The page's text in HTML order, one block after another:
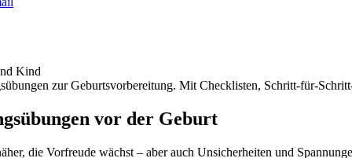
Kind
zur Geburtsvorbereitung. Mit Checklisten, Schritt-für-
vor der Geburt
die Vorfreude wächst – aber auch Unsicherheiten und